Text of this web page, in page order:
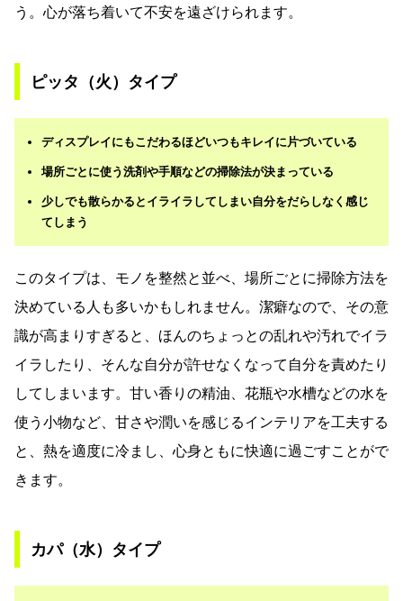
う。心が落ち着いて不安を遠ざけられます。
ピッタ（火）タイプ
ディスプレイにもこだわるほどいつもキレイに片づいている
場所ごとに使う洗剤や手順などの掃除法が決まっている
少しでも散らかるとイライラしてしまい自分をだらしなく感じ
てしまう
このタイプは、モノを整然と並べ、場所ごとに掃除方法を
決めている人も多いかもしれません。潔癖なので、その意
識が高まりすぎると、ほんのちょっとの乱れや汚れでイラ
イラしたり、そんな自分が許せなくなって自分を責めたり
してしまいます。甘い香りの精油、花瓶や水槽などの水を
使う小物など、甘さや潤いを感じるインテリアを工夫する
と、熱を適度に冷まし、心身ともに快適に過ごすことがで
きます。
カパ（水）タイプ